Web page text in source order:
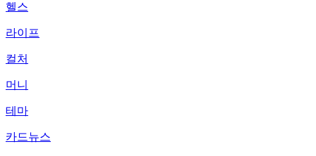
헬스
라이프
컬처
머니
테마
카드뉴스